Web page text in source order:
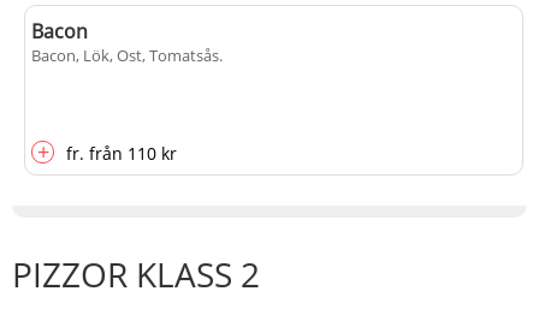
Bacon
Bacon, Lök, Ost, Tomatsås.
+ fr. från 110 kr
PIZZOR KLASS 2